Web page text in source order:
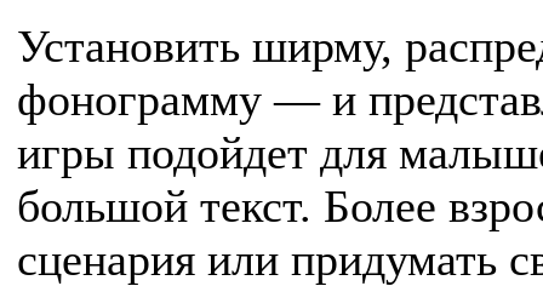
Установить ширму,
фонограмму — и
игры подойдет для
большой текст. Более
сценария или придумать